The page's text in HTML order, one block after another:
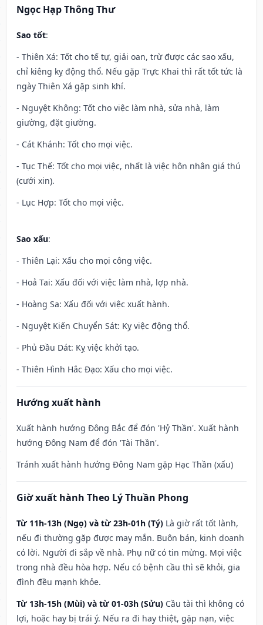
Ngọc Hạp Thông Thư
Sao tốt:
- Thiên Xá: Tốt cho tế tự, giải oan, trừ được các sao xấu,
chỉ kiêng kỵ động thổ. Nếu gặp Trực Khai thì rất tốt tức là
ngày Thiên Xá gặp sinh khí.
- Nguyệt Không: Tốt cho việc làm nhà, sửa nhà, làm
giường, đặt giường.
- Cát Khánh: Tốt cho mọi việc.
- Tục Thế: Tốt cho mọi việc, nhất là việc hôn nhân giá thú
(cưới xin).
- Lục Hợp: Tốt cho mọi việc.
Sao xấu:
- Thiên Lại: Xấu cho mọi công việc.
- Hoả Tai: Xấu đối với việc làm nhà, lợp nhà.
- Hoàng Sa: Xấu đối với việc xuất hành.
- Nguyệt Kiến Chuyển Sát: Kỵ việc động thổ.
- Phủ Đầu Dát: Kỵ việc khởi tạo.
- Thiên Hình Hắc Đạo: Xấu cho mọi việc.
Hướng xuất hành
Xuất hành hướng Đông Bắc để đón 'Hỷ Thần'. Xuất hành
hướng Đông Nam để đón 'Tài Thần'.
Tránh xuất hành hướng Đông Nam gặp Hạc Thần (xấu)
Giờ xuất hành Theo Lý Thuần Phong
Từ 11h-13h (Ngọ) và từ 23h-01h (Tý) Là giờ rất tốt lành,
nếu đi thường gặp được may mắn. Buôn bán, kinh doanh
có lời. Người đi sắp về nhà. Phụ nữ có tin mừng. Mọi việc
trong nhà đều hòa hợp. Nếu có bệnh cầu thì sẽ khỏi, gia
đình đều mạnh khỏe.
Từ 13h-15h (Mùi) và từ 01-03h (Sửu) Cầu tài thì không có
lợi, hoặc hay bị trái ý. Nếu ra đi hay thiệt, gặp nạn, việc